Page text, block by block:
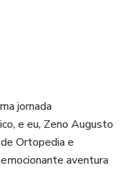
curso não
acelera seu
para o
uma comunidade de
e profissionais
sua
jornada
e eu, Zeno Augusto
Ortopedia e
aventura